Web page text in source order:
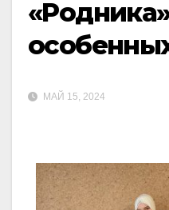
МАЙ 15, 2024